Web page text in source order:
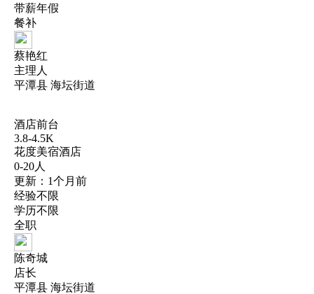
带薪年假
餐补
蔡艳红
主理人
平潭县 海坛街道
酒店前台
3.8-4.5K
花度美宿酒店
0-20人
更新：1个月前
经验不限
学历不限
全职
陈奇城
店长
平潭县 海坛街道